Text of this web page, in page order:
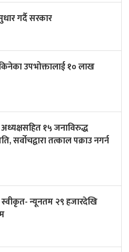
गर्दै सरकार
उपभोक्तालाई १० लाख
१५ जनाविरुद्ध
सर्वोचद्वारा तत्काल पक्राउ नगर्न
न्यूनतम २९ हजारदेखि